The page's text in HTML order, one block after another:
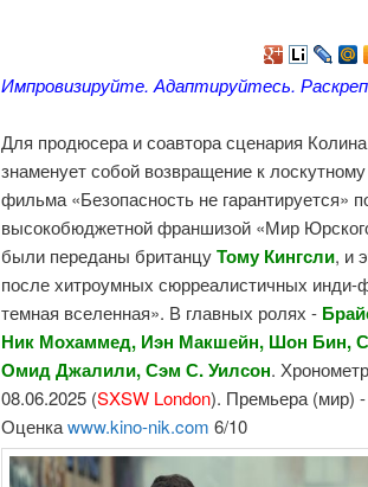
Импровизируйте. Адаптируйтесь.
Для продюсера и соавтора сценария
знаменует собой возвращение к
фильма «Безопасность не гарантируется»
высокобюджетной франшизой «Мир
были переданы британцуТому Кингсли, и
после хитроумных сюрреалистичных
темная вселенная». В главных ролях -
Ник Мохаммед, Иэн Макшейн, Шон Бин,
Омид Джалили, Сэм С. Уилсон.
08.06.2025 (SXSW London). Премьера (мир)
Оценкаwww.kino-nik.com 6/10